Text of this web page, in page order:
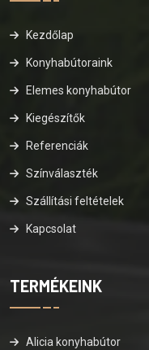
Kezdőlap
Konyhabútoraink
Elemes konyhabútor
Kiegészítők
Referenciák
Színválaszték
Szállítási feltételek
Kapcsolat
TERMÉKEINK
Alicia konyhabútor